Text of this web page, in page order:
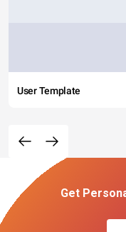
User Template
Get